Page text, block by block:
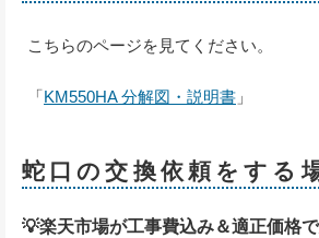
こちらのページを見てください。
「KM550HA 分解図・説明書 」
蛇口の交換依頼をする
💡楽天市場が工事費込み＆適正価格